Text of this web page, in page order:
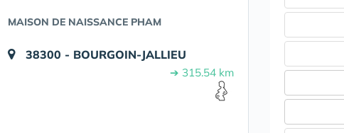
MAISON DE NAISSANCE PHAM
38300 - BOURGOIN-JALLIEU
➔ 315.54 km